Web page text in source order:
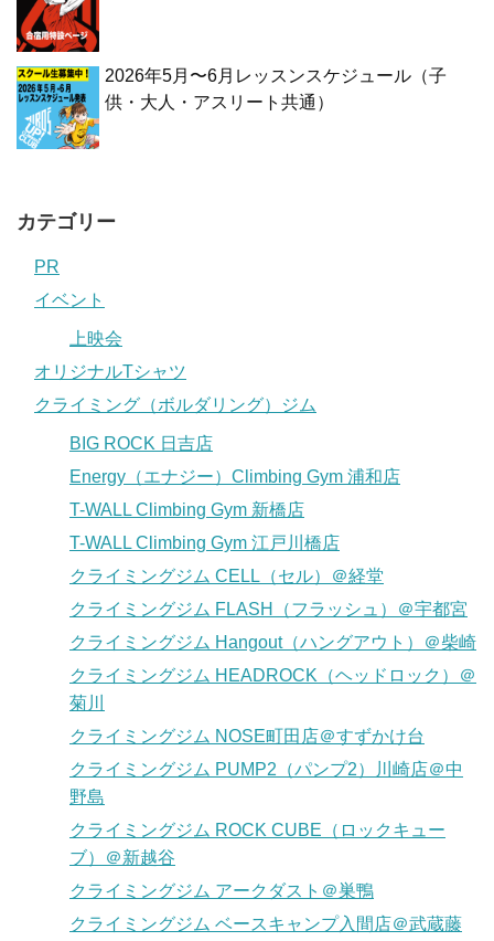
2026年5月〜6月レッスンスケジュール（子
供・大人・アスリート共通）
カテゴリー
PR
イベント
上映会
オリジナルTシャツ
クライミング（ボルダリング）ジム
BIG ROCK 日吉店
Energy（エナジー）Climbing Gym 浦和店
T-WALL Climbing Gym 新橋店
T-WALL Climbing Gym 江戸川橋店
クライミングジム CELL（セル）＠経堂
クライミングジム FLASH（フラッシュ）＠宇都宮
クライミングジム Hangout（ハングアウト）＠柴崎
クライミングジム HEADROCK（ヘッドロック）＠
菊川
クライミングジム NOSE町田店＠すずかけ台
クライミングジム PUMP2（パンプ2）川崎店＠中
野島
クライミングジム ROCK CUBE（ロックキュー
ブ）＠新越谷
クライミングジム アークダスト＠巣鴨
クライミングジム ベースキャンプ入間店＠武蔵藤